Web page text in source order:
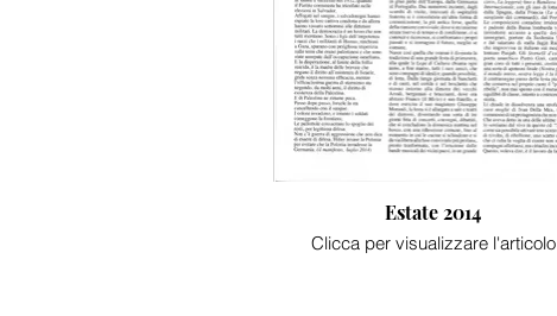
Estate 2014
Clicca per visualizzare l'articolo